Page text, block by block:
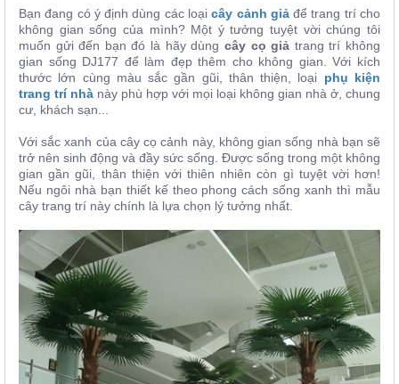
Thất
Nhà
Hàng
Thất
Bạn đang có ý định dùng các loạicây cảnh giảđể trang trí cho
không gian sống của mình? Một ý tưởng tuyệt vời chúng tôi
muốn gửi đến bạn đó là hãy dùng cây cọ giả trang trí không
gian sống DJ177 để làm đẹp thêm cho không gian. Với kích
thước lớn cùng màu sắc gần gũi, thân thiện, loại phụ kiện
trang trí nhà này phù hợp với mọi loại không gian nhà ở, chung
cư, khách sạn...
Với sắc xanh của cây cọ cảnh này, không gian sống nhà bạn sẽ
trở nên sinh động và đầy sức sống. Được sống trong một không
gian gần gũi, thân thiện với thiên nhiên còn gì tuyệt vời hơn!
Nếu ngôi nhà bạn thiết kế theo phong cách sống xanh thì mẫu
cây trang trí này chính là lựa chọn lý tưởng nhất.